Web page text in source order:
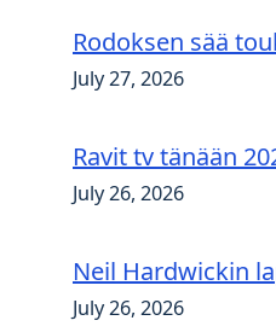
Rodoksen sää
July 27, 2026
Ravit tv tänään
July 26, 2026
Neil Hardwickin
July 26, 2026